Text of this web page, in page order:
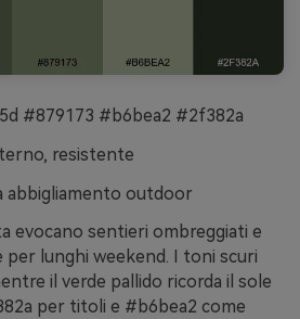
#879173 #b6bea2 #2f382a
resistente
abbigliamento outdoor
evocano sentieri ombreggiati e
lunghi weekend. I toni scuri
il verde pallido ricorda il sole
per titoli e #b6bea2 come